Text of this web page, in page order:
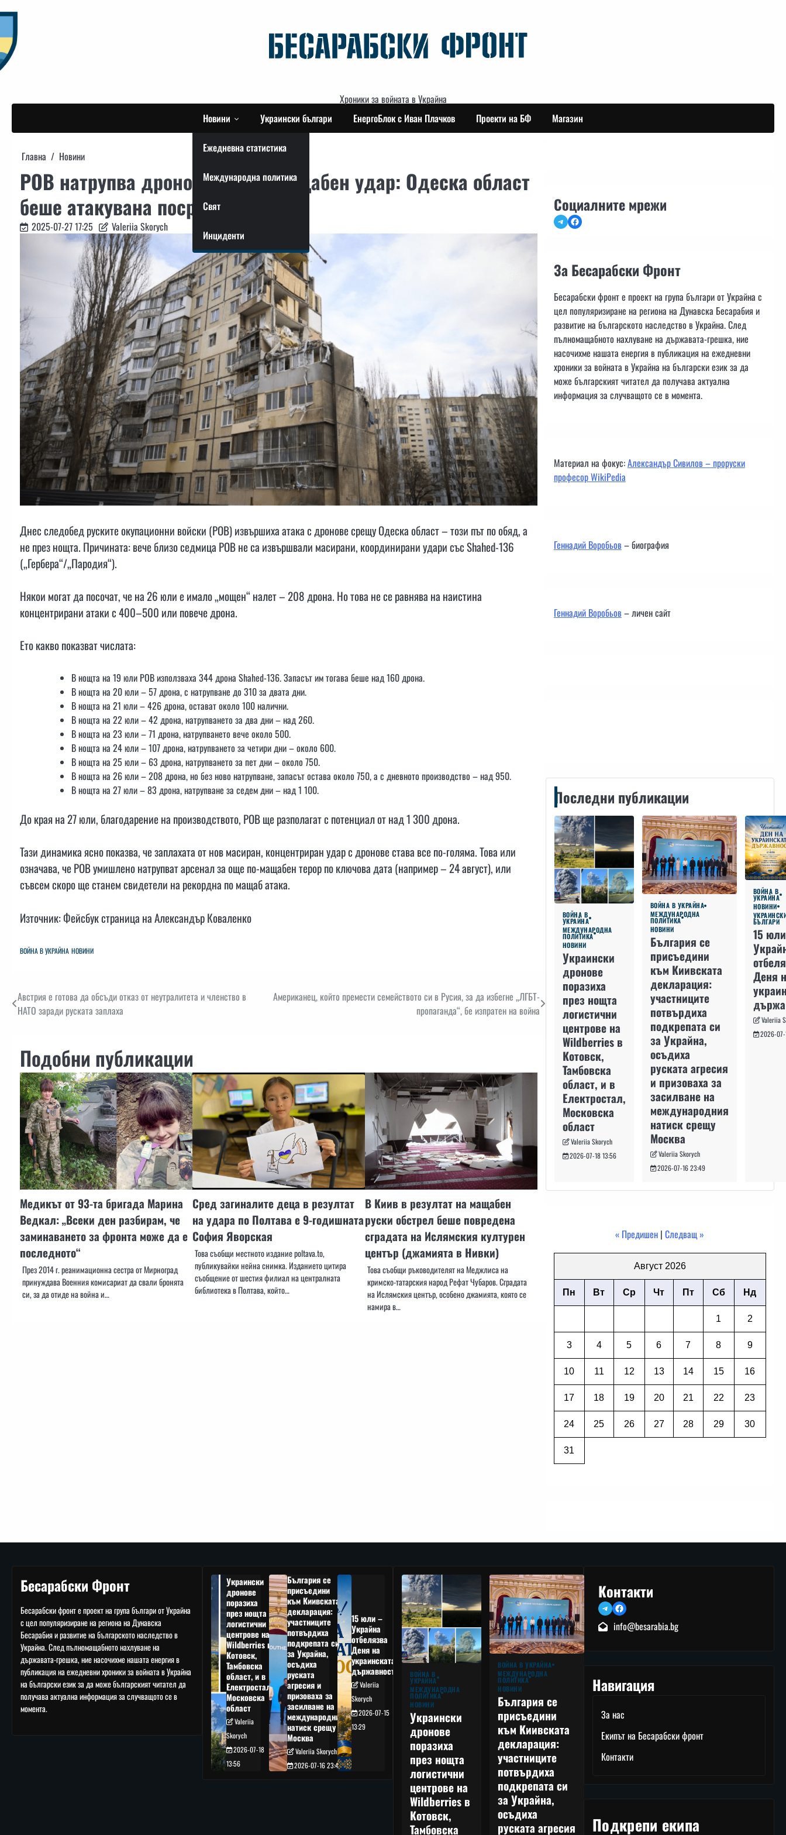
to
content
Хроники за войната в Украйна
Новини
Ежедневна статистика
Международна политика
Свят
Инциденти
Украински българи ЕнергоБлок с Иван Плачков Проекти на БФ Магазин
Главна Новини
РОВ натрупва дронове за нов мащабен удар: Одеска област
беше атакувана посред бял ден
2025-07-27 17:25 Valeriia Skorych
Днес следобед руските окупационни войски (РОВ) извършиха атака с дронове срещу Одеска област – този път по обяд, а
не през нощта. Причината: вече близо седмица РОВ не са извършвали масирани, координирани удари със Shahed-136
(„Гербера“/„Пародия“).
Някои могат да посочат, че на 26 юли е имало „мощен“ налет – 208 дрона. Но това не се равнява на наистина
концентрирани атаки с 400–500 или повече дрона.
Ето какво показват числата:
В нощта на 19 юли РОВ използваха 344 дрона Shahed-136. Запасът им тогава беше над 160 дрона.
В нощта на 20 юли – 57 дрона, с натрупване до 310 за двата дни.
В нощта на 21 юли – 426 дрона, остават около 100 налични.
В нощта на 22 юли – 42 дрона, натрупването за два дни – над 260.
В нощта на 23 юли – 71 дрона, натрупването вече около 500.
В нощта на 24 юли – 107 дрона, натрупването за четири дни – около 600.
В нощта на 25 юли – 63 дрона, натрупването за пет дни – около 750.
В нощта на 26 юли – 208 дрона, но без ново натрупване, запасът остава около 750, а с дневното производство – над 950.
В нощта на 27 юли – 83 дрона, натрупване за седем дни – над 1 100.
До края на 27 юли, благодарение на производството, РОВ ще разполагат с потенциал от над 1 300 дрона.
Тази динамика ясно показва, че заплахата от нов масиран, концентриран удар с дронове става все по-голяма. Това или
означава, че РОВ умишлено натрупват арсенал за още по-мащабен терор по ключова дата (например – 24 август), или
съвсем скоро ще станем свидетели на рекордна по мащаб атака.
Източник: Фейсбук страница на Александър Коваленко
ВОЙНА В УКРАЙНА НОВИНИ
Навигация
Австрия е готова да обсъди отказ от неутралитета и членство в
НАТО заради руската заплаха
Американец, който премести семейството си в Русия, за да избегне „ЛГБТ-
пропаганда“, бе изпратен на война
Подобни публикации
Медикът от 93-та бригада Марина
Ведкал: „Всеки ден разбирам, че
заминаването за фронта може да е
последното“
През 2014 г. реанимационна сестра от Мирноград
принуждава Военния комисариат да свали бронята
си, за да отиде на война и…
Сред загиналите деца в резултат
на удара по Полтава е 9-годишната
София Яворская
Това съобщи местното издание poltava.to,
публикувайки нейна снимка. Изданието цитира
съобщение от шестия филиал на централната
библиотека в Полтава, който…
В Киив в резултат на мащабен
руски обстрел беше повредена
сградата на Ислямския културен
център (джамията в Нивки)
Това съобщи ръководителят на Меджлиса на
кримско-татарския народ Рефат Чубаров. Сградата
на Ислямския център, особено джамията, която се
намира в…
Социалните мрежи
TelegramFacebook
За Бесарабски Фронт
Бесарабски фронт е проект на група българи от Украйна с
цел популяризиране на региона на Дунавска Бесарабия и
развитие на българското наследство в Украйна. След
пълномащабното нахлуване на държавата-грешка, ние
насочихме нашата енергия в публикация на ежедневни
хроники за войната в Украйна на български език за да
може българският читател да получава актуална
информация за случващото се в момента.
Материал на фокус:Александър Сивилов – проруски
професор WikiPedia
Геннадий Воробьов– биография
Геннадий Воробьов– личен сайт
Последни публикации
ВОЙНА В
УКРАЙНА
МЕЖДУНАРОДНА
ПОЛИТИКА
НОВИНИ
Украински
дронове
поразиха
през нощта
логистични
центрове на
Wildberries в
Котовск,
Тамбовска
област, и в
Електростал,
Московска
област
Valeriia Skorych
2026-07-18 13:56
ВОЙНА В УКРАЙНА
МЕЖДУНАРОДНА
ПОЛИТИКА
НОВИНИ
България се
присъедини
към Киивската
декларация:
участниците
потвърдиха
подкрепата си
за Украйна,
осъдиха
руската агресия
и призоваха за
засилване на
международния
натиск срещу
Москва
Valeriia Skorych
2026-07-16 23:49
ВОЙНА В
УКРАЙНА
НОВИНИ
БЪЛГАРИ
15
Деня
Valeriia
2026-07-
« Предишен |Следващ »
Август 2026
Пн Вт Ср Чт Пт Сб Нд
1 2
3 4 5 6 7 8 9
10 11 12 13 14 15 16
17 18 19 20 21 22 23
24 25 26 27 28 29 30
31
Бесарабски Фронт
Бесарабски фронт е проект на група българи от Украйна
с цел популяризиране на региона на Дунавска
Бесарабия и развитие на българското наследство в
Украйна. След пълномащабното нахлуване на
държавата-грешка, ние насочихме нашата енергия в
публикация на ежедневни хроники за войната в Украйна
на български език за да може българският читател да
получава актуална информация за случващото се в
момента.
Украински
дронове
поразиха
през нощта
логистични
центрове на
Wildberries в
Котовск,
Тамбовска
област, и в
Електростал,
Московска
област
Valeriia
Skorych
2026-07-18
13:56
България се
присъедини
към Киивската
декларация:
участниците
потвърдиха
подкрепата си
за Украйна,
осъдиха
руската
агресия и
призоваха за
засилване на
международния
натиск срещу
Москва
Valeriia Skorych
2026-07-16 23:49
15 юли –
Украйна
отбелязва
Деня на
украинската
държавност
Valeriia
Skorych
2026-07-15
13:29
ВОЙНА В
УКРАЙНА
МЕЖДУНАРОДНА
ПОЛИТИКА
НОВИНИ
Украински
дронове
поразиха
през нощта
логистични
центрове на
Wildberries в
Котовск,
Тамбовска
ВОЙНА В УКРАЙНА
МЕЖДУНАРОДНА
ПОЛИТИКА
НОВИНИ
България се
присъедини
към Киивската
декларация:
участниците
потвърдиха
подкрепата си
за Украйна,
осъдиха
руската агресия
Контакти
TelegramFacebook
info@besarabia.bg
Навигация
За нас
Екипът на Бесарабски фронт
Контакти
Подкрепи екипа